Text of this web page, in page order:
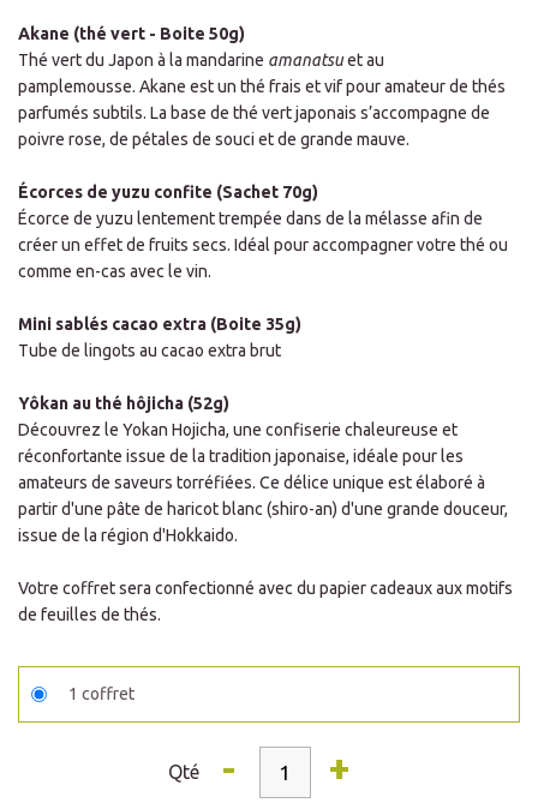
Akane (thé vert - Boite 50g)
Thé vert du Japon à la mandarine amanatsuet au
pamplemousse. Akane est un thé frais et vif pour amateur de thés
parfumés subtils. La base de thé vert japonais s’accompagne de
poivre rose, de pétales de souci et de grande mauve.
Écorces de yuzu confite (Sachet 70g)
Écorce de yuzu lentement trempée dans de la mélasse afin de
créer un effet de fruits secs. Idéal pour accompagner votre thé ou
comme en-cas avec le vin.
Mini sablés cacao extra (Boite 35g)
Tube de lingots au cacao extra brut
Yôkan au thé hôjicha (52g)
Découvrez le Yokan Hojicha, une confiserie chaleureuse et
réconfortante issue de la tradition japonaise, idéale pour les
amateurs de saveurs torréfiées. Ce délice unique est élaboré à
partir d'une pâte de haricot blanc (shiro-an) d'une grande douceur,
issue de la région d'Hokkaido.
Votre coffret sera confectionné avec du papier cadeaux aux motifs
de feuilles de thés.
1 coffret
Qté - +